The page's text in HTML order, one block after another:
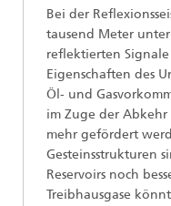
Bei der
tausend Meter
reflektierten Signale
Eigenschaften des
Öl- und
im Zuge der
mehr gefördert
Gesteinsstrukturen
Reservoirs noch
Treibhausgase